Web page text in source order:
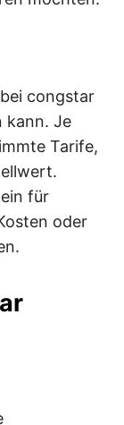
congstar
kann. Je
Tarife,
für
oder